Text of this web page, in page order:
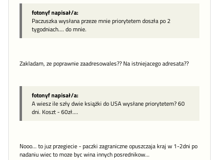
fotonyf napisał/a:
Paczuszka wysłana przeze mnie priorytetem doszła po 2
tygodniach.... do mnie.
Zakladam, ze poprawnie zaadresowales?? Na istniejacego adresata??
fotonyf napisał/a:
A wiesz ile szły dwie książki do USA wysłane priorytetem? 60
dni. Koszt - 60zł....
Nooo... to juz przegiecie - paczki zagraniczne opuszczaja kraj w 1-2dni po
nadaniu wiec to moze byc wina innych posrednikow...